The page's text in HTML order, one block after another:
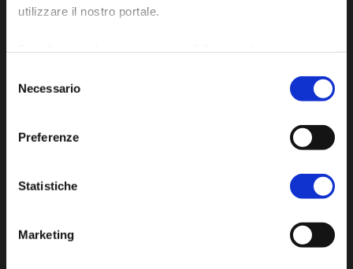
utilizzare il nostro portale.
delNecessario
Preferenze
Statistiche
Marketing
Piazza della Libertà, 13
turismo@unione.labassaromagna.it
P.E.C. pg.unione.labassaromagna.it@legalmail.it